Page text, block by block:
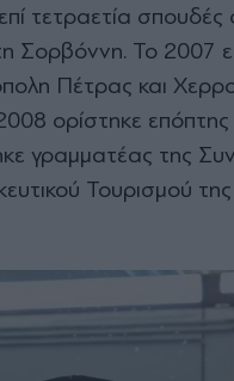
τετραετία σπουδές
Σορβόννη. Το 2007
Πέτρας και
ορίστηκε επόπτης
γραμματέας της
Τουρισμού